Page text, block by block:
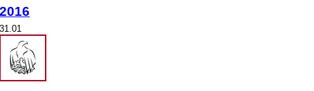
2016
31.01